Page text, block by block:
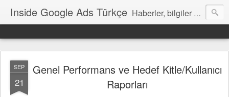
Inside Google Ads Türkçe Haberler, bilgiler ve ipuçları içeren Google Ads Resmi Blogu
SEP
21
Genel Performans ve Hedef Kitle/Kullanıcı
Raporları